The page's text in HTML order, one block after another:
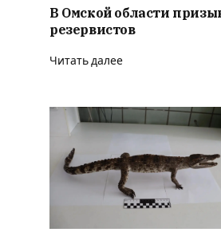
В Омской области
резервистов
Читать далее